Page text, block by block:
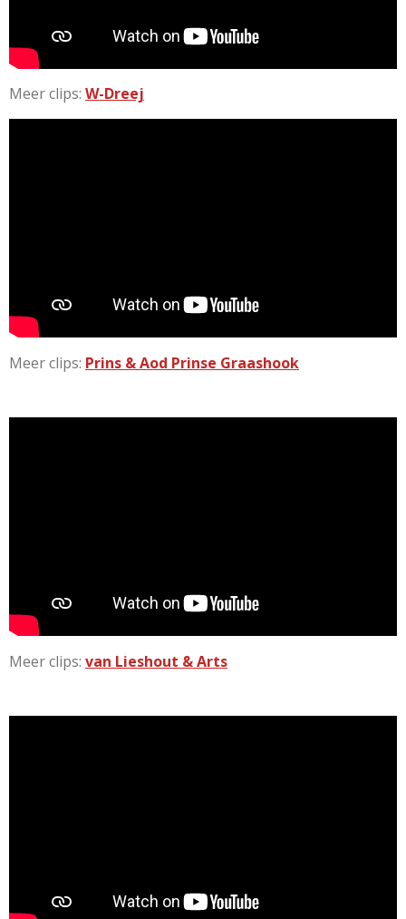
Meer clips: W-Dreej
Meer clips: Prins & Aod Prinse Graashook
Meer clips: van Lieshout & Arts